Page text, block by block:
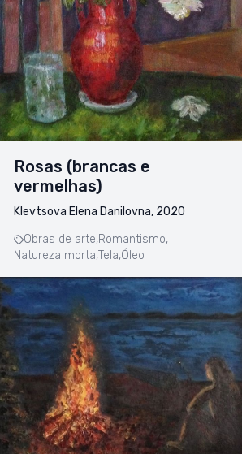
Rosas (brancas e
vermelhas)
Klevtsova Elena Danilovna, 2020
Obras de arte,Romantismo,
Natureza morta,Tela,Óleo